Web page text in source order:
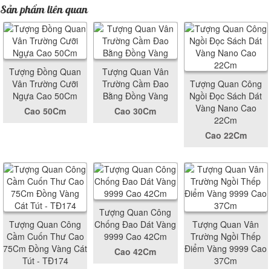
Sản phẩm liên quan
Tượng Đồng Quan
Vân Trường Cưỡi
Ngựa Cao 50Cm
Cao 50Cm
Tượng Quan Vân
Trường Cầm Đao
Bằng Đồng Vàng
Cao 30Cm
Tượng Quan Công
Ngồi Đọc Sách Dát
Vàng Nano Cao
22Cm
Cao 22Cm
Tượng Quan Công
Cầm Cuốn Thư Cao
75Cm Đồng Vàng Cát
Tút - TĐ174
Tượng Quan Công
Chống Đao Dát Vàng
9999 Cao 42Cm
Cao 42Cm
Tượng Quan Vân
Trường Ngồi Thếp
Điểm Vàng 9999 Cao
37Cm